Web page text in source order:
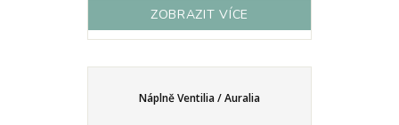
ZOBRAZIT VÍCE
Náplně Ventilia / Auralia